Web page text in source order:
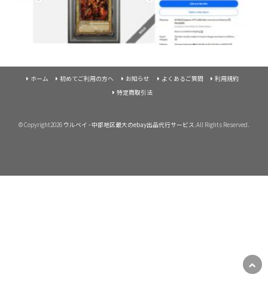
ホーム 初めてご利用の方へ お知らせ よくあるご質問
利用規約
特定商取引法
©Copyright2026 ウルベイ - 中部地区最大のebay出品代行サービス.All Rights Reserved.